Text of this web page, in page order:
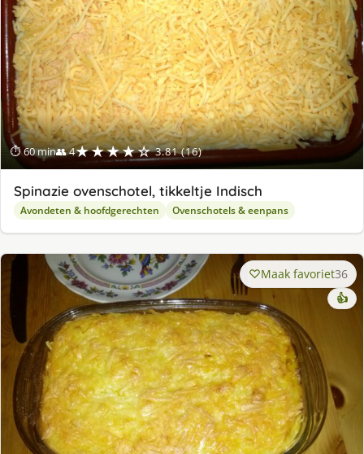
⏱ 60 min👥 4★★★★☆ 3.81 (16)
Spinazie ovenschotel, tikkeltje Indisch
Avondeten & hoofdgerechten Ovenschotels & eenpans
Maak favoriet36
👍